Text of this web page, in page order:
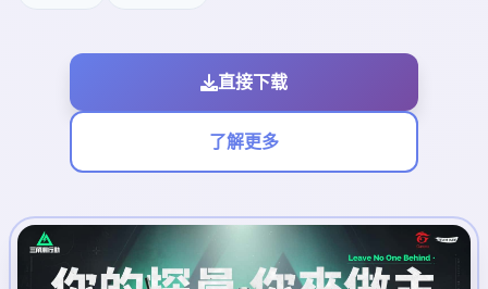
直接下载
了解更多